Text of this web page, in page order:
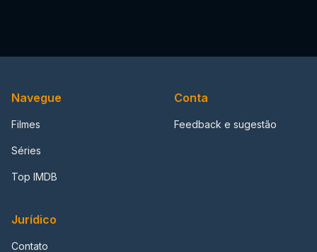
Navegue
Filmes
Séries
Top IMDB
Conta
Feedback e sugestão
Jurídico
Contato